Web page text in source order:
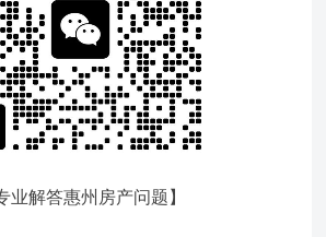
业解答惠州房产问题 】